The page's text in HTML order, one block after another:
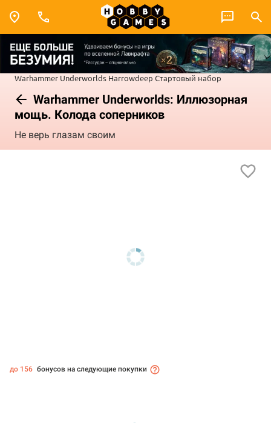
Warhammer Underworlds Harrowdeep Стартовый набор
Warhammer Underworlds: Иллюзорная
мощь. Колода соперников
Не верь глазам своим
до 156 бонусов на следующие покупки